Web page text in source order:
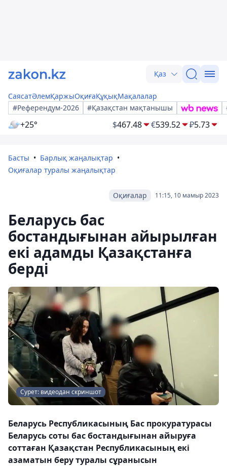
Қаз
СаясатӘлемҚаржыОқиғаҚұқықМақалалар
#Референдум-2026
#Қазақстан мақтанышы
+25° $467.48 €539.52 ₽5.73
Басты
Барлық жаңалықтар
Оқиғалар туралы жаңалықтар
11:15, 10 мамыр 2023
Оқиғалар
Беларусь бас
бостандығынан айырылған
екі адамды Қазақстанға
берді
Сурет: видеодан скриншот
Беларусь Республикасының Бас прокуратурасы
Беларусь соты бас бостандығынан айыруға
соттаған Қазақстан Республикасының екі
азаматын беру туралы сұранысын